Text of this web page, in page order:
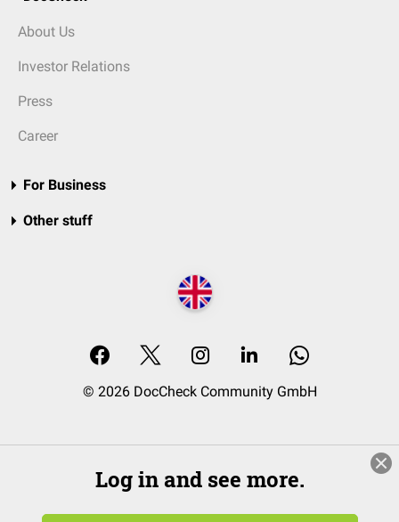
About Us
Investor Relations
Press
Career
For Business
Other stuff
© 2026 DocCheck Community GmbH
Log in and see more.